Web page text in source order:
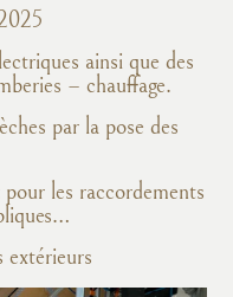
ainsi que des
– chauffage.
par la pose des
les raccordements
extérieurs